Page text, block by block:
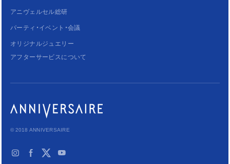
© 2018 ANNIVERSAIRE
アニヴェルセル総研
パーティ・イベント・会議
オリジナルジュエリー
アフターサービスについて